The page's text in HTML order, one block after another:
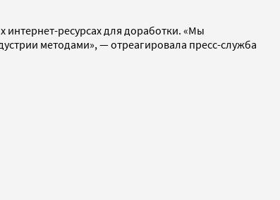
интернет-ресурсах для доработки. «Мы
методами», — отреагировала пресс-служба